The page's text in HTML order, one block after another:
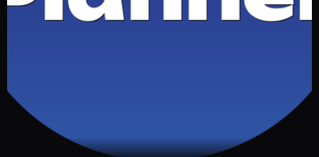
Где снимался Бруке Л. Оаклей?
Бруке Л. Оаклей — актёр. Биография и роли на
Где открыть фильмографию Бруке Л. Оаклей?
На Movie Planner: https://movie-planner.ru/s/